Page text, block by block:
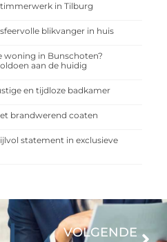
in Tilburg
blikvanger in huis
woning in Bunschoten?
aan de huidig
en tijdloze badkamer
brandwerend coaten
statement in exclusieve
VOLGENDE